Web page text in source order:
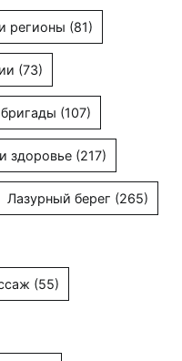
регионы (81)
(73)
(107)
здоровье (217)
Лазурный берег (265)
(55)